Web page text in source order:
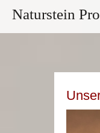
Naturstein